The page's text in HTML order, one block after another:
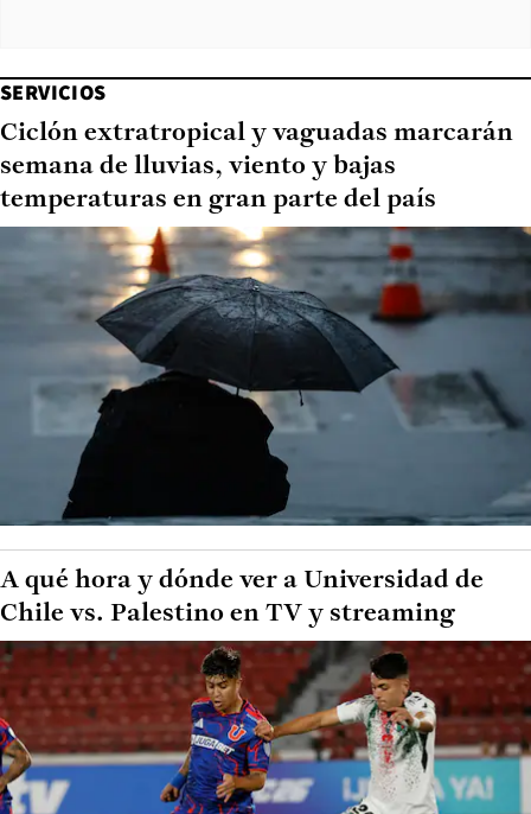
SERVICIOS
Ciclón extratropical y vaguadas marcarán
semana de lluvias, viento y bajas
temperaturas en gran parte del país
A qué hora y dónde ver a Universidad de
Chile vs. Palestino en TV y streaming